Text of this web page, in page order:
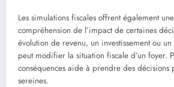
Les simulations fiscales offrent également
compréhension de l’impact de certaines
évolution de revenu, un investissement ou
peut modifier la situation fiscale d’un foyer.
conséquences aide à prendre des décisions
sereines.